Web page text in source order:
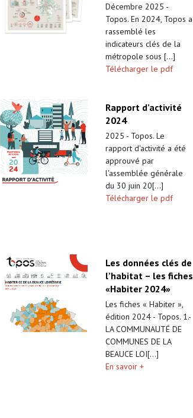
Décembre 2025 -
Topos. En 2024, Topos a
rassemblé les
indicateurs clés de la
métropole sous [...]
Télécharger le pdf
Rapport d’activité
2024
2025 - Topos. Le
rapport d'activité a été
approuvé par
l'assemblée générale
du 30 juin 20[...]
Télécharger le pdf
Les données clés de
l’habitat – les fiches
«Habiter 2024»
Les fiches « Habiter »,
édition 2024 - Topos. 1.-
LA COMMUNAUTÉ DE
COMMUNES DE LA
BEAUCE LOI[...]
En savoir +